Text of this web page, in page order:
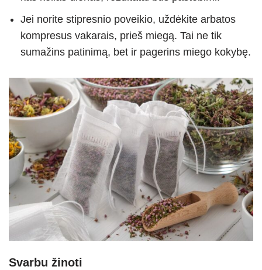
Jei norite stipresnio poveikio, uždėkite arbatos
kompresus vakarais, prieš miegą. Tai ne tik
sumažins patinimą, bet ir pagerins miego kokybę.
Svarbu žinoti